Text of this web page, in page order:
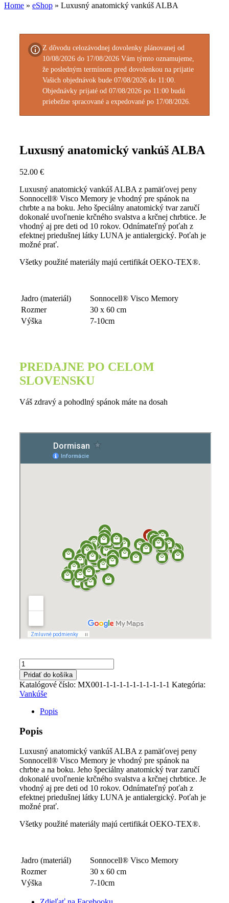
Home » eShop » Luxusný anatomický vankúš ALBA
Z dôvodu celozávodnej dovolenky plánovanej od
10/08/2026 do 17/08/2026 Vám týmto oznamujeme,
že posledným termínom pred dovolenkou na prijatie
Vašich objednávok bude 07/08/2026 do 11:00.
Objednávky prijaté od 07/08/2026 po 11:00 budú
priebežne spracované a expedované po 17/08/2026.
Luxusný anatomický vankúš ALBA
52.00 €
Luxusný anatomický vankúš ALBA z pamäťovej peny
Sonnocell® Visco Memory je vhodný pre spánok na
chrbte a na boku. Jeho špeciálny anatomický tvar zaručí
dokonalé uvoľnenie krčného svalstva a krčnej chrbtice. Je
vhodný aj pre deti od 10 rokov. Odnímateľný poťah z
efektnej priedušnej látky LUNA je antialergický. Poťah je
možné prať.
Všetky použité materiály majú certifikát OEKO-TEX®.
Jadro (materiál)
Sonnocell® Visco Memory
Rozmer
30 x 60 cm
Výška
7-10cm
PREDAJNE PO CELOM
SLOVENSKU
Váš zdravý a pohodlný spánok máte na dosah
množstvo
Luxusný
anatomický
vankúš
ALBA
Pridať do košíka
Katalógové číslo: MX001-1-1-1-1-1-1-1-1-1-1 Kategória:
Vankúše
Popis
Popis
Luxusný anatomický vankúš ALBA z pamäťovej peny
Sonnocell® Visco Memory je vhodný pre spánok na
chrbte a na boku. Jeho špeciálny anatomický tvar zaručí
dokonalé uvoľnenie krčného svalstva a krčnej chrbtice. Je
vhodný aj pre deti od 10 rokov. Odnímateľný poťah z
efektnej priedušnej látky LUNA je antialergický. Poťah je
možné prať.
Všetky použité materiály majú certifikát OEKO-TEX®.
Jadro (materiál)
Sonnocell® Visco Memory
Rozmer
30 x 60 cm
Výška
7-10cm